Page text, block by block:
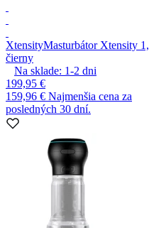
XtensityMasturbátor Xtensity 1,
čierny
Na sklade: 1-2 dni
199,95 €
159,96 € Najmenšia cena za
posledných 30 dní.